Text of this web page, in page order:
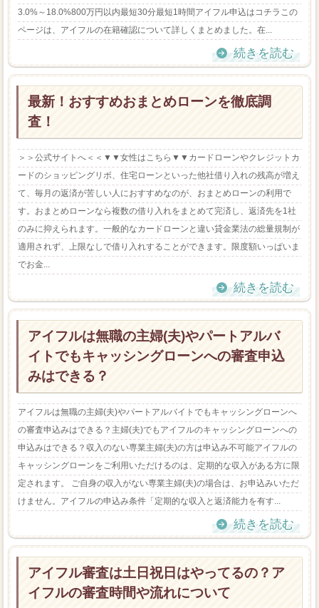
3.0%～18.0%800万円以内最短30分最短1時間アイフル申込はコチラこの
ページは、アイフルの在籍確認について詳しくまとめました。在...
続きを読む
最新！おすすめおまとめローンを徹底調
査！
＞＞公式サイトへ＜＜▼▼女性はこちら▼▼カードローンやクレジットカ
ードのショッピングリボ、住宅ローンといった他社借り入れの残高が増え
て、毎月の返済が苦しい人におすすめなのが、おまとめローンの利用で
す。おまとめローンなら複数の借り入れをまとめて完済し、返済先を1社
のみに抑えられます。一般的なカードローンと違い貸金業法の総量規制が
適用されず、上限なしで借り入れすることができます。限度額いっぱいま
でお金...
続きを読む
アイフルは無職の主婦(夫)やパートアルバ
イトでもキャッシングローンへの審査申込
みはできる？
アイフルは無職の主婦(夫)やパートアルバイトでもキャッシングローンへ
の審査申込みはできる？主婦(夫)でもアイフルのキャッシングローンへの
申込みはできる？収入のない専業主婦(夫)の方は申込み不可能アイフルの
キャッシングローンをご利用いただけるのは、定期的な収入がある方に限
定されます。 ご自身の収入がない専業主婦(夫)の場合は、お申込みいただ
けません。アイフルの申込み条件「定期的な収入と返済能力を有す...
続きを読む
アイフル審査は土日祝日はやってるの？ア
イフルの審査時間や流れについて